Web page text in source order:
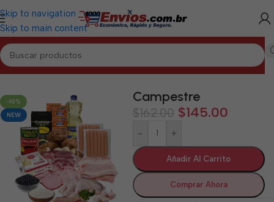
Skip to navigation
Skip to main content
DE ÁVILA/Combos de Alimentos y Mixtos Ciego de Ávila
-10%
NEW
Campestre
$162.00 $145.00
- +
Añadir Al Carrito
Comprar Ahora